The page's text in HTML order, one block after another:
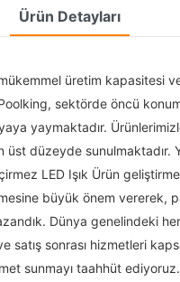
Ürün Detayları
üretim kapasitesi
sektörde öncü
yaymaktadır.
üst düzeyde sunulmaktadır.
LED Işık Ürün
büyük önem vererek,
Dünya genelindeki
satış sonrası hizmetleri
sunmayı taahhüt